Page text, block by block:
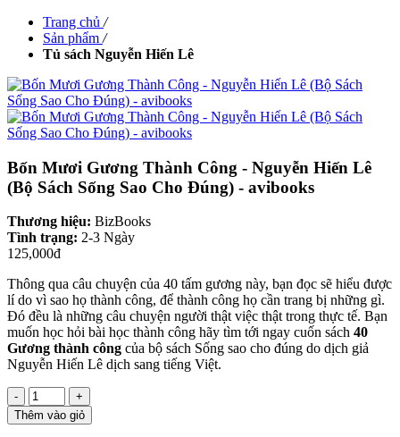
Trang chủ /
Sản phẩm /
Tủ sách Nguyễn Hiến Lê
Bốn Mươi Gương Thành Công - Nguyễn Hiến Lê
(Bộ Sách Sống Sao Cho Đúng) - avibooks
Thương hiệu: BizBooks
Tình trạng: 2-3 Ngày
125,000đ
Thông qua câu chuyện của 40 tấm gương này, bạn đọc sẽ hiểu được
lí do vì sao họ thành công, để thành công họ cần trang bị những gì.
Đó đều là những câu chuyện người thật việc thật trong thực tế. Bạn
muốn học hỏi bài học thành công hãy tìm tới ngay cuốn sách 40
Gương thành công của bộ sách Sống sao cho đúng do dịch giả
Nguyễn Hiến Lê dịch sang tiếng Việt.
-
+
Thêm vào giỏ